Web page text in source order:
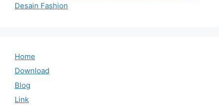
Desain Fashion
Home
Download
Blog
Link